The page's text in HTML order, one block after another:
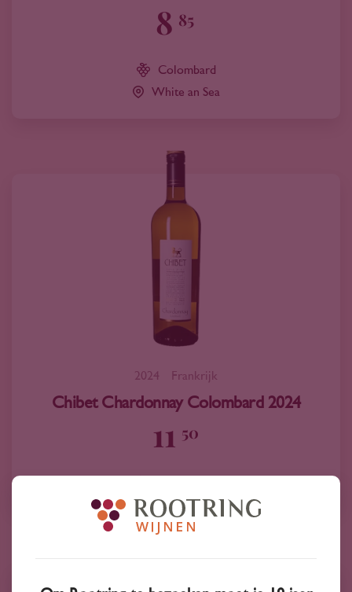
8 85
Colombard
White an Sea
2024 Frankrijk
Chibet Chardonnay Colombard 2024
11 50